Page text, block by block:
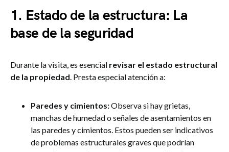
1. Estado de la estructura: La
base de la seguridad
Durante la visita, es esencial revisar el estado estructural
de la propiedad. Presta especial atención a:
Paredes y cimientos:Observa si hay grietas,
manchas de humedad o señales de asentamientos en
las paredes y cimientos. Estos pueden ser indicativos
de problemas estructurales graves que podrían